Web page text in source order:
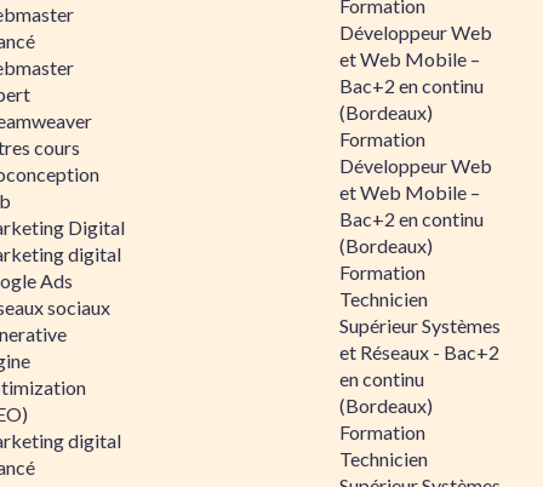
cours
Digital
digital
Ads
sociaux
digital
Formation
Développeur Web
et Web Mobile –
Bac+2 en continu
(Bordeaux)
Formation
Développeur Web
et Web Mobile –
Bac+2 en continu
(Bordeaux)
Formation
Technicien
Supérieur Systèmes
et Réseaux - Bac+2
en continu
(Bordeaux)
Formation
Technicien